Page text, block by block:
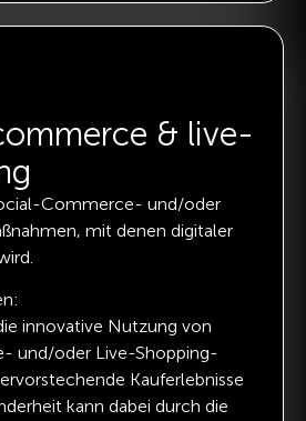
& live-
Commerce- und/oder
mit denen digitaler
innovative Nutzung von
und/oder Live-Shopping-
Kauferlebnisse
kann dabei durch die